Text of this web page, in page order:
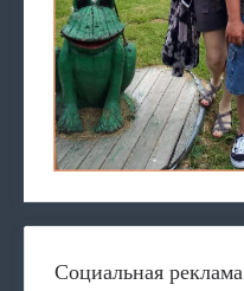
Социальная реклама